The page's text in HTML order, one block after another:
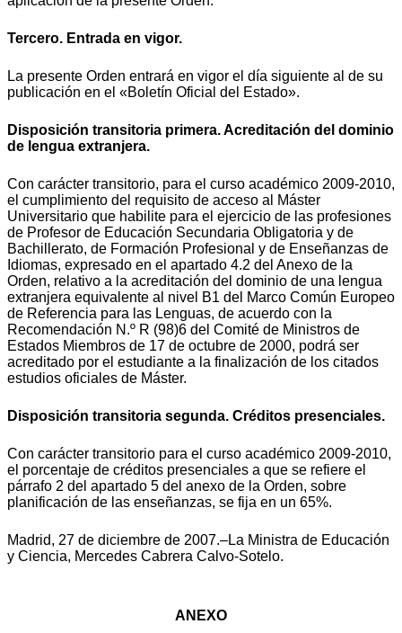
Tercero. Entrada en vigor.
La presente Orden entrará en vigor el día siguiente al de su
publicación en el «Boletín Oficial del Estado».
Disposición transitoria primera. Acreditación del dominio
de lengua extranjera.
Con carácter transitorio, para el curso académico 2009-2010,
el cumplimiento del requisito de acceso al Máster
Universitario que habilite para el ejercicio de las profesiones
de Profesor de Educación Secundaria Obligatoria y de
Bachillerato, de Formación Profesional y de Enseñanzas de
Idiomas, expresado en el apartado 4.2 del Anexo de la
Orden, relativo a la acreditación del dominio de una lengua
extranjera equivalente al nivel B1 del Marco Común Europeo
de Referencia para las Lenguas, de acuerdo con la
Recomendación N.º R (98)6 del Comité de Ministros de
Estados Miembros de 17 de octubre de 2000, podrá ser
acreditado por el estudiante a la finalización de los citados
estudios oficiales de Máster.
Disposición transitoria segunda. Créditos presenciales.
Con carácter transitorio para el curso académico 2009-2010,
el porcentaje de créditos presenciales a que se refiere el
párrafo 2 del apartado 5 del anexo de la Orden, sobre
planificación de las enseñanzas, se fija en un 65%.
Madrid, 27 de diciembre de 2007.–La Ministra de Educación
y Ciencia, Mercedes Cabrera Calvo-Sotelo.
ANEXO